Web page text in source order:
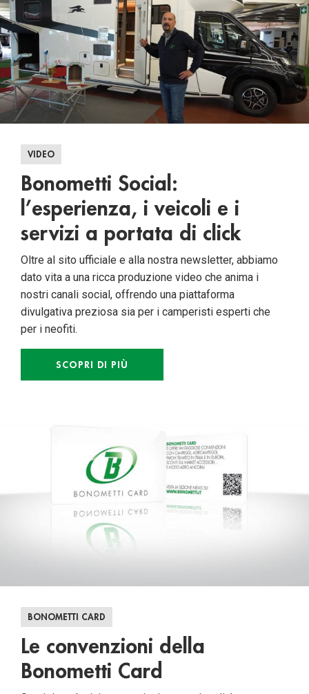
VIDEO
Bonometti Social:
l’esperienza, i veicoli e i
servizi a portata di click
Oltre al sito ufficiale e alla nostra newsletter, abbiamo
dato vita a una ricca produzione video che anima i
nostri canali social, offrendo una piattaforma
divulgativa preziosa sia per i camperisti esperti che
per i neofiti.
SCOPRI DI PIÙ
BONOMETTI CARD
Le convenzioni della
Bonometti Card